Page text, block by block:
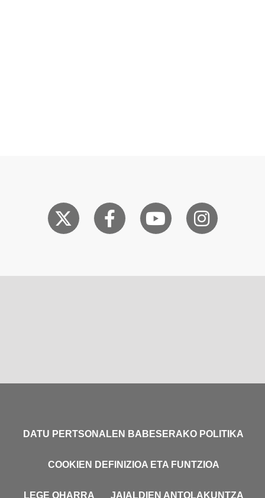
DATU PERTSONALEN BABESERAKO POLITIKA
COOKIEN DEFINIZIOA ETA FUNTZIOA
LEGE OHARRA JAIALDIEN ANTOLAKUNTZA